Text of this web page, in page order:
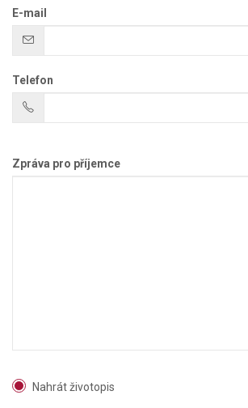
E-mail
Telefon
Zpráva pro příjemce
Nahrát životopis